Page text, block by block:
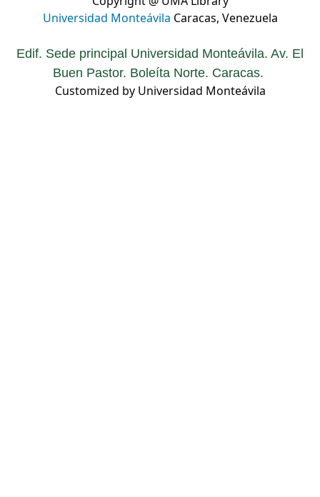
Universidad Monteávila Caracas, Venezuela
Edif. Sede principal Universidad Monteávila. Av. El
Buen Pastor. Boleíta Norte. Caracas.
Customized by Universidad Monteávila